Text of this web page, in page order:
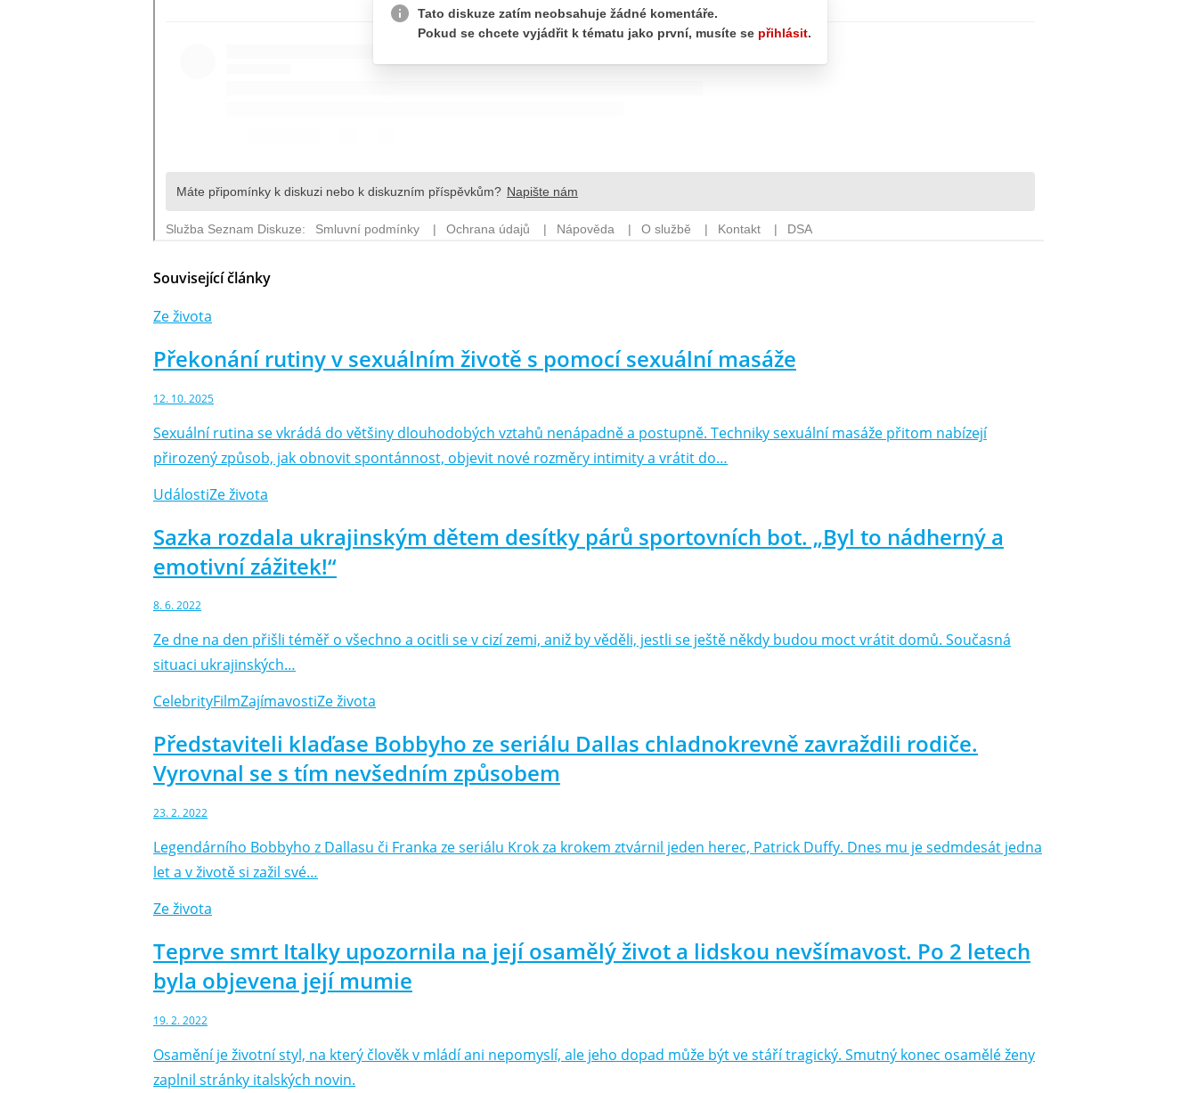
Související články
Ze života
Překonání rutiny v sexuálním životě s pomocí sexuální masáže
12. 10. 2025
Sexuální rutina se vkrádá do většiny dlouhodobých vztahů nenápadně a postupně. Techniky sexuální masáže přitom nabízejí
přirozený způsob, jak obnovit spontánnost, objevit nové rozměry intimity a vrátit do…
UdálostiZe života
Sazka rozdala ukrajinským dětem desítky párů sportovních bot. „Byl to nádherný a
emotivní zážitek!“
8. 6. 2022
Ze dne na den přišli téměř o všechno a ocitli se v cizí zemi, aniž by věděli, jestli se ještě někdy budou moct vrátit domů. Současná
situaci ukrajinských…
CelebrityFilmZajímavostiZe života
Představiteli klaďase Bobbyho ze seriálu Dallas chladnokrevně zavraždili rodiče.
Vyrovnal se s tím nevšedním způsobem
23. 2. 2022
Legendárního Bobbyho z Dallasu či Franka ze seriálu Krok za krokem ztvárnil jeden herec, Patrick Duffy. Dnes mu je sedmdesát jedna
let a v životě si zažil své…
Ze života
Teprve smrt Italky upozornila na její osamělý život a lidskou nevšímavost. Po 2 letech
byla objevena její mumie
19. 2. 2022
Osamění je životní styl, na který člověk v mládí ani nepomyslí, ale jeho dopad může být ve stáří tragický. Smutný konec osamělé ženy
zaplnil stránky italských novin.